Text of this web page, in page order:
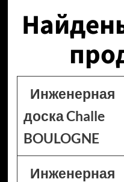
Инженерная
доска Challe
BOULOGNE
Инженерная